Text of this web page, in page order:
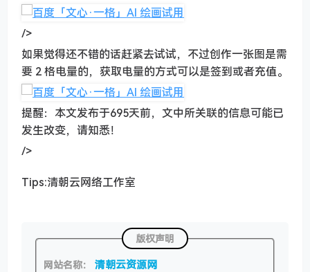
/>
如果觉得还不错的话赶紧去试试，不过创作一张图是需
要 2 格电量的，获取电量的方式可以是签到或者充值。
提醒：本文发布于695天前，文中所关联的信息可能已
发生改变，请知悉！
/>
Tips:清朝云网络工作室
版权声明
网站名称： 清朝云资源网